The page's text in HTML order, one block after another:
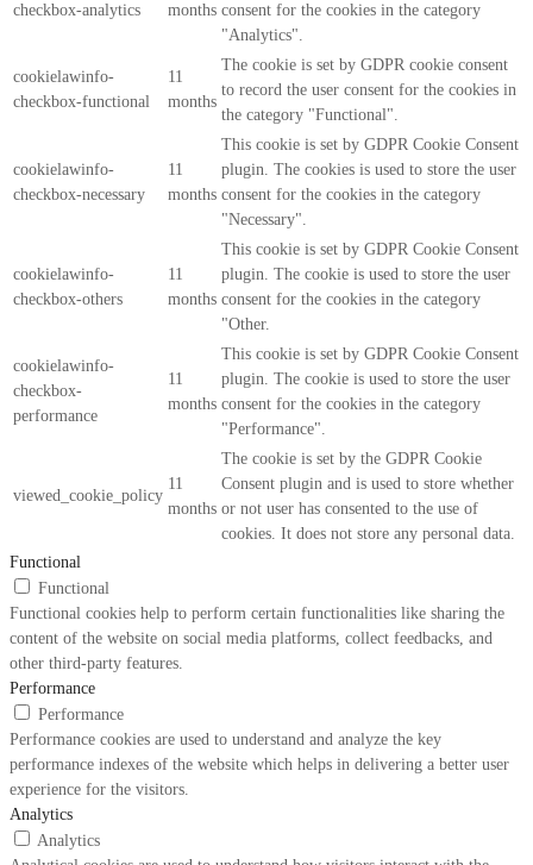
checkbox-analytics
months consent for the cookies in the category
"Analytics".
cookielawinfo-
checkbox-functional
11
months
The cookie is set by GDPR cookie consent
to record the user consent for the cookies in
the category "Functional".
cookielawinfo-
checkbox-necessary
11
months
This cookie is set by GDPR Cookie Consent
plugin. The cookies is used to store the user
consent for the cookies in the category
"Necessary".
cookielawinfo-
checkbox-others
11
months
This cookie is set by GDPR Cookie Consent
plugin. The cookie is used to store the user
consent for the cookies in the category
"Other.
cookielawinfo-
checkbox-
performance
11
months
This cookie is set by GDPR Cookie Consent
plugin. The cookie is used to store the user
consent for the cookies in the category
"Performance".
viewed_cookie_policy
11
months
The cookie is set by the GDPR Cookie
Consent plugin and is used to store whether
or not user has consented to the use of
cookies. It does not store any personal data.
Functional
Functional
Functional cookies help to perform certain functionalities like sharing the
content of the website on social media platforms, collect feedbacks, and
other third-party features.
Performance
Performance
Performance cookies are used to understand and analyze the key
performance indexes of the website which helps in delivering a better user
experience for the visitors.
Analytics
Analytics